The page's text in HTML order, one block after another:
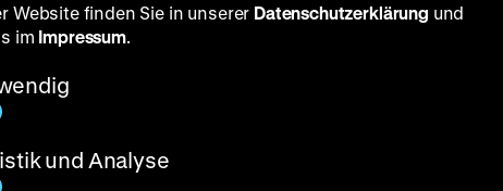
Bernd
96’·
Website finden Sie in unserer Datenschutzerklärung und
im Impressum.
und Analyse